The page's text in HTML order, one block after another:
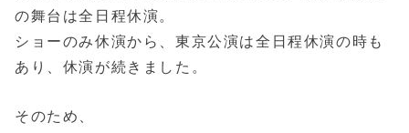
の舞台は全日程休演。
ショーのみ休演から、東京公演は全日程休演の時も
あり、休演が続きました。
そのため、